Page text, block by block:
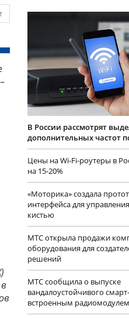
В России рассмотрят
дополнительных частот
Цены на Wi-Fi-роутеры в
на 15-20%
«Моторика» создала
интерфейса для
кистью
МТС открыла продажи
оборудования для
решений
МТС сообщила о выпуске
вандалоустойчивого
встроенным радиомодулем